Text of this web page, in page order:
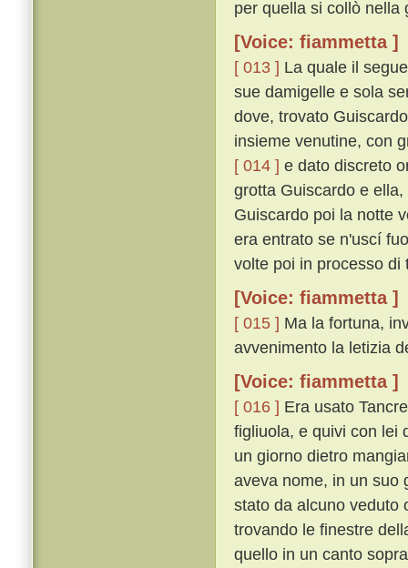
per quella si collò nella
[Voice: fiammetta ]
[ 013 ] La quale il
sue damigelle e sola
dove, trovato
insieme venutine, con
[ 014 ] e dato discreto
grotta Guiscardo e
Guiscardo poi la notte
era entrato se n'uscí
volte poi in processo di
[Voice: fiammetta ]
[ 015 ] Ma la fortuna,
avvenimento la letizia
[Voice: fiammetta ]
[ 016 ] Era usato
figliuola, e quivi con lei
un giorno dietro
aveva nome, in un suo
stato da alcuno veduto
trovando le finestre
quello in un canto